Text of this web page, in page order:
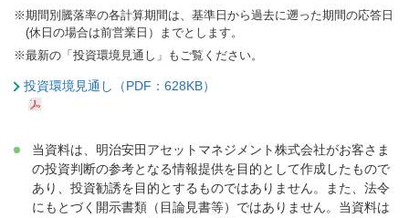
※期間別騰落率の各計算期間は、基準日から過去に遡った期間の応答日
(休日の場合は前営業日）までとします。
※最新の「投資環境見通し」もご覧ください。
投資環境見通し（PDF：628KB）
当資料は、明治安田アセットマネジメント株式会社がお客さま
の投資判断の参考となる情報提供を目的として作成したもので
あり、投資勧誘を目的とするものではありません。また、法令
にもとづく開示書類（目論見書等）ではありません。当資料は